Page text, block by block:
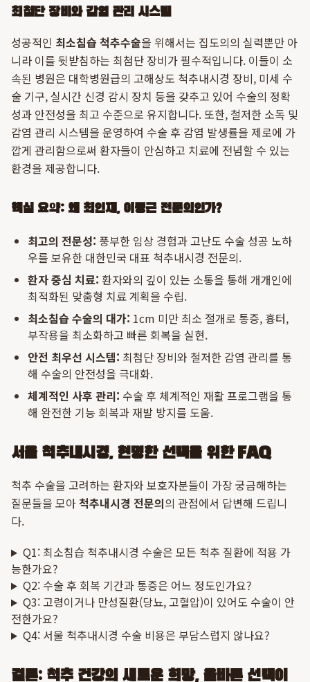
최첨단 장비와 감염 관리 시스템
성공적인 최소침습 척추수술을 위해서는 집도의의 실력뿐만 아
니라 이를 뒷받침하는 최첨단 장비가 필수적입니다. 이들이 소
속된 병원은 대학병원급의 고해상도 척추내시경 장비, 미세 수
술 기구, 실시간 신경 감시 장치 등을 갖추고 있어 수술의 정확
성과 안전성을 최고 수준으로 유지합니다. 또한, 철저한 소독 및
감염 관리 시스템을 운영하여 수술 후 감염 발생률을 제로에 가
깝게 관리함으로써 환자들이 안심하고 치료에 전념할 수 있는
환경을 제공합니다.
핵심 요약: 왜 최인재, 이동근 전문의인가?
최고의 전문성: 풍부한 임상 경험과 고난도 수술 성공 노하
우를 보유한 대한민국 대표 척추내시경 전문의.
환자 중심 치료: 환자와의 깊이 있는 소통을 통해 개개인에
최적화된 맞춤형 치료 계획을 수립.
최소침습 수술의 대가: 1cm 미만 최소 절개로 통증, 흉터,
부작용을 최소화하고 빠른 회복을 실현.
안전 최우선 시스템: 최첨단 장비와 철저한 감염 관리를 통
해 수술의 안전성을 극대화.
체계적인 사후 관리: 수술 후 체계적인 재활 프로그램을 통
해 완전한 기능 회복과 재발 방지를 도움.
서울 척추내시경, 현명한 선택을 위한 FAQ
척추 수술을 고려하는 환자와 보호자분들이 가장 궁금해하는
질문들을 모아척추내시경 전문의의 관점에서 답변해 드립니
다.
Q1: 최소침습 척추내시경 수술은 모든 척추 질환에 적용 가
능한가요?
Q2: 수술 후 회복 기간과 통증은 어느 정도인가요?
Q3: 고령이거나 만성질환(당뇨, 고혈압)이 있어도 수술이 안
전한가요?
Q4: 서울 척추내시경 수술 비용은 부담스럽지 않나요?
결론: 척추 건강의 새로운 희망, 올바른 선택이